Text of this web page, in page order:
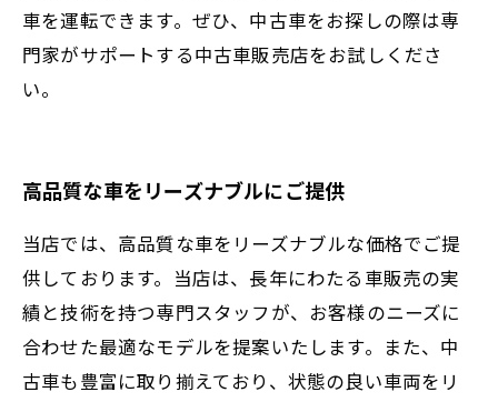
車を運転できます。ぜひ、中古車をお探しの際は専
門家がサポートする中古車販売店をお試しくださ
い。
高品質な車をリーズナブルにご提供
当店では、高品質な車をリーズナブルな価格でご提
供しております。当店は、長年にわたる車販売の実
績と技術を持つ専門スタッフが、お客様のニーズに
合わせた最適なモデルを提案いたします。また、中
古車も豊富に取り揃えており、状態の良い車両をリ